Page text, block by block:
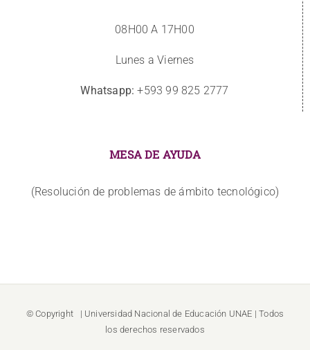
08H00 A 17H00
Lunes a Viernes
Whatsapp: +593 99 825 2777
MESA DE AYUDA
(Resolución de problemas de ámbito tecnológico)
© Copyright | Universidad Nacional de Educación UNAE | Todos
los derechos reservados